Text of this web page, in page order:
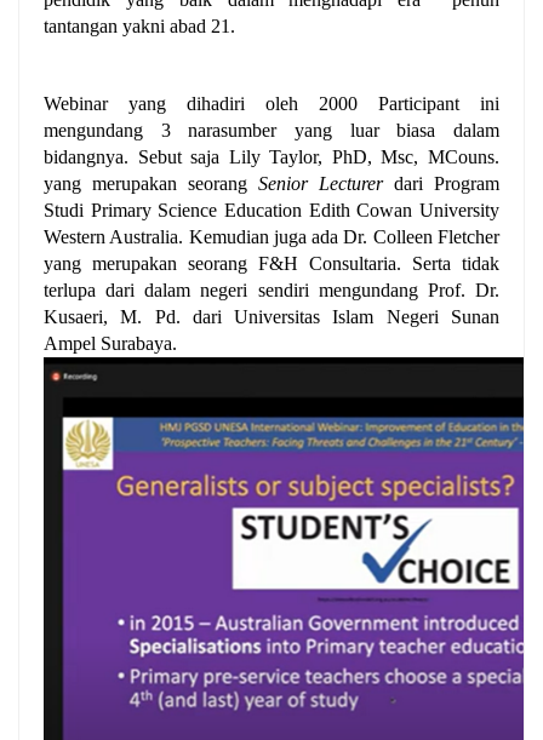
tantangan yakni abad 21.
Webinar yang dihadiri oleh 2000 Participant ini
mengundang 3 narasumber yang luar biasa dalam
bidangnya. Sebut saja Lily Taylor, PhD, Msc, MCouns.
yang merupakan seorang Senior Lecturerdari Program
Studi Primary Science Education Edith Cowan University
Western Australia. Kemudian juga ada Dr. Colleen Fletcher
yang merupakan seorang F&H Consultaria. Serta tidak
terlupa dari dalam negeri sendiri mengundang Prof. Dr.
Kusaeri, M. Pd. dari Universitas Islam Negeri Sunan
Ampel Surabaya.